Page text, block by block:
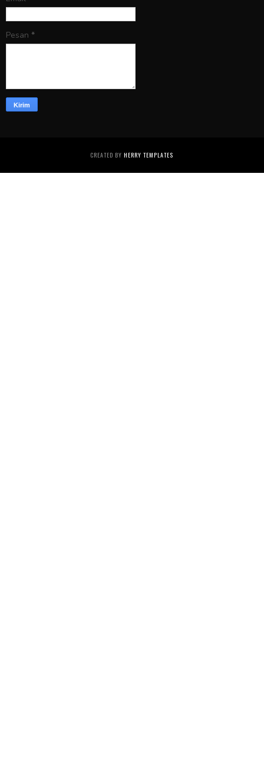
Pesan *
CREATED BYHERRY TEMPLATES